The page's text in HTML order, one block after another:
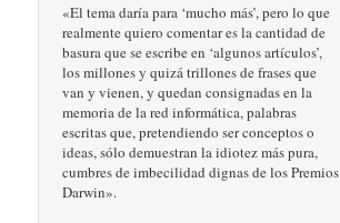
«El tema daría para ‘mucho más’, pero lo que
realmente quiero comentar es la cantidad de
basura que se escribe en ‘algunos artículos’,
los millones y quizá trillones de frases que
van y vienen, y quedan consignadas en la
memoria de la red informática, palabras
escritas que, pretendiendo ser conceptos o
ideas, sólo demuestran la idiotez más pura,
cumbres de imbecilidad dignas de los Premios
Darwin».